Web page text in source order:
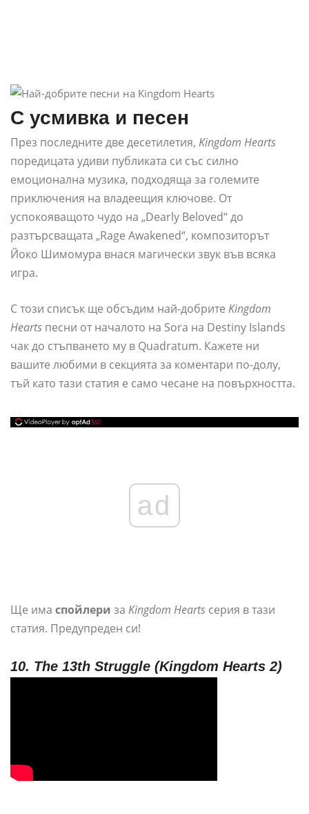
С усмивка и песен
През последните две десетилетия, Kingdom Hearts
поредицата удиви публиката си със силно
емоционална музика, подходяща за големите
приключения на владеещия ключове. От
успокояващото чудо на „Dearly Beloved“ до
разтърсващата „Rage Awakened“, композиторът
Йоко Шимомура внася магически звук във всяка
игра.
С този списък ще обсъдим най-добрите Kingdom
Hearts песни от началото на Sora на Destiny Islands
чак до стъпването му в Quadratum. Кажете ни
вашите любими в секцията за коментари по-долу,
тъй като тази статия е само чесане на повърхността.
ad
Ще има спойлери за Kingdom Hearts серия в тази
статия. Предупреден си!
10. The 13th Struggle (Kingdom Hearts 2)